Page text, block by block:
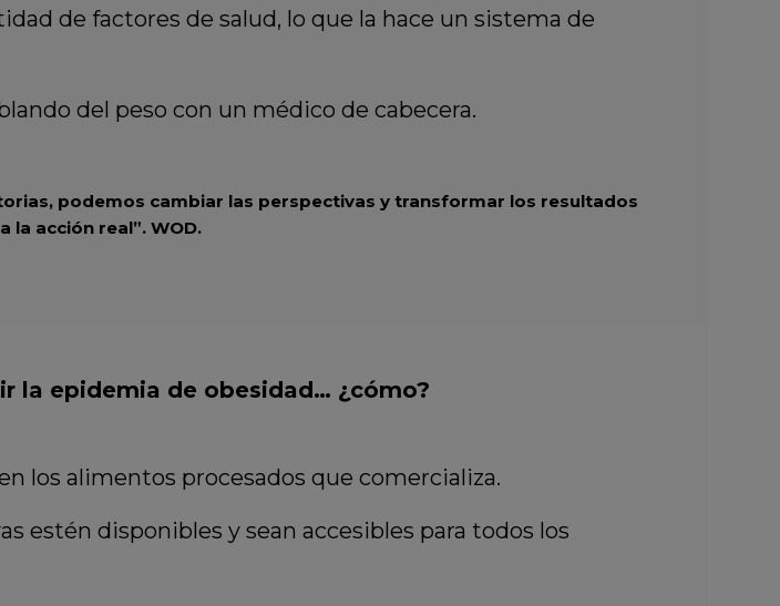
de factores de salud, lo que la hace un sistema de
del peso con un médico de cabecera.
podemos cambiar las perspectivas y transformar los resultados
la acción real”. WOD.
la epidemia de obesidad… ¿cómo?
los alimentos procesados que comercializa.
estén disponibles y sean accesibles para todos los